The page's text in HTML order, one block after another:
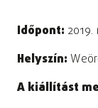
Időpont: 2019.
Helyszín:
A kiállítást